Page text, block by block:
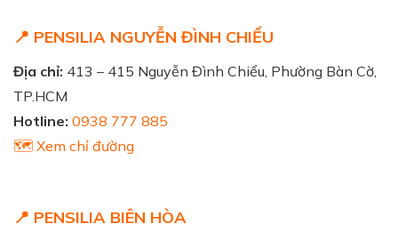
📍 PENSILIA NGUYỄN ĐÌNH CHIỂU
Địa chỉ: 413 – 415 Nguyễn Đình Chiểu, Phường Bàn Cờ,
TP.HCM
Hotline: 0938 777 885
🗺️ Xem chỉ đường
📍 PENSILIA BIÊN HÒA